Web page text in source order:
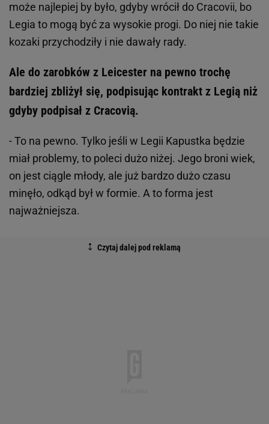
może najlepiej by było, gdyby wrócił do Cracovii, bo
Legia to mogą być za wysokie progi. Do niej nie takie
kozaki przychodziły i nie dawały rady.
Ale do zarobków z Leicester na pewno trochę
bardziej zbliżył się, podpisując kontrakt z Legią niż
gdyby podpisał z Cracovią.
- To na pewno. Tylko jeśli w Legii Kapustka będzie
miał problemy, to poleci dużo niżej. Jego broni wiek,
on jest ciągle młody, ale już bardzo dużo czasu
minęło, odkąd był w formie. A to forma jest
najważniejsza.